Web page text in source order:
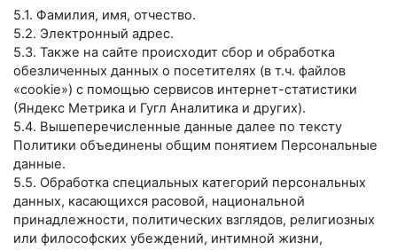
5.1. Фамилия, имя, отчество.
5.2. Электронный адрес.
5.3. Также на сайте происходит сбор и обработка
обезличенных данных о посетителях (в т.ч. файлов
«cookie») с помощью сервисов интернет-статистики
(Яндекс Метрика и Гугл Аналитика и других).
5.4. Вышеперечисленные данные далее по тексту
Политики объединены общим понятием Персональные
данные.
5.5. Обработка специальных категорий персональных
данных, касающихся расовой, национальной
принадлежности, политических взглядов, религиозных
или философских убеждений, интимной жизни,